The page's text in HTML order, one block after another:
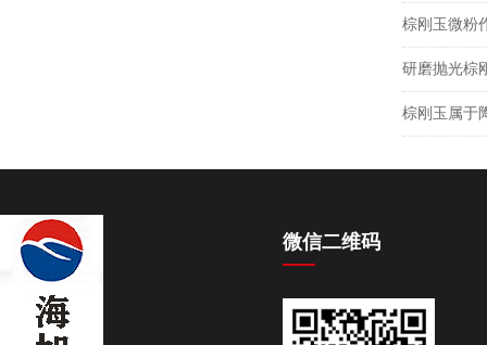
棕刚玉微粉
研磨抛光棕
棕刚玉属于
微信二维码